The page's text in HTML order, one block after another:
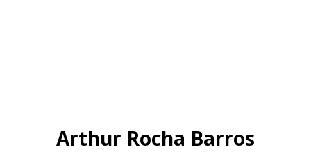
Arthur Rocha Barros